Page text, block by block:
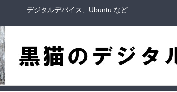
デジタルデバイス、Ubuntu など